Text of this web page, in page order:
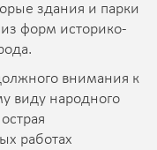
здания и парки
форм историко-
внимания к
виду народного
работах